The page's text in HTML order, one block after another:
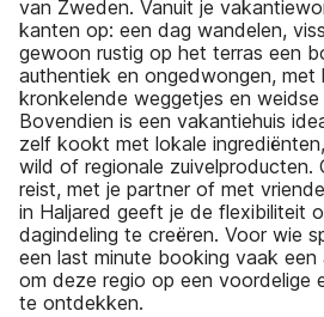
van Zweden. Vanuit je
kanten op: een dag wandelen,
gewoon rustig op het terras een
authentiek en ongedwongen, met
kronkelende weggetjes en
Bovendien is een vakantiehuis
zelf kookt met lokale
wild of regionale zuivelproducten.
reist, met je partner of met
in Haljared geeft je de flexibiliteit
dagindeling te creëren. Voor wie
een last minute booking vaak
om deze regio op een voordelige
te ontdekken.